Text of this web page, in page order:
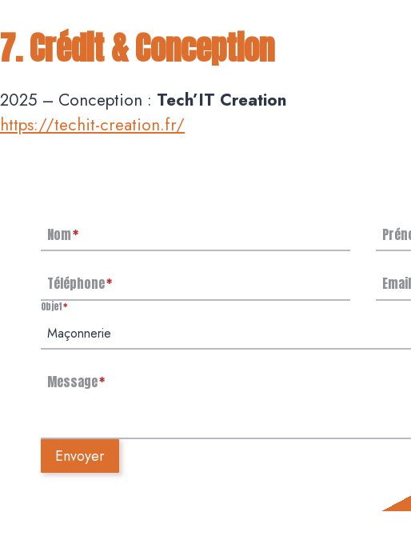
7. Crédit & Conception
2025 – Conception : Tech’IT Creation
https://techit-creation.fr/
Nom*
Téléphone* Email
Objet*
Message*
Envoyer